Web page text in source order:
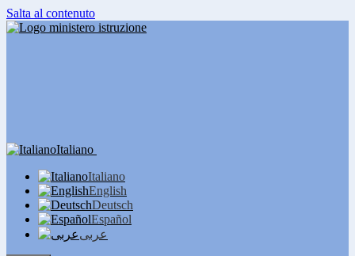
Salta al contenuto
Italiano
Italiano
English
Deutsch
Español
عربى